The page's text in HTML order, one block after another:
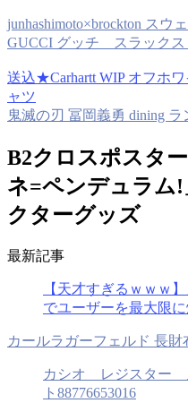
junhashimoto×brockton スウ
GUCCI グッチ スラックス
送込★Carhartt WIP オフホ
ャツ
鬼滅の刃 冨岡義勇 dining ラ
B2クロスポスタ
ネ=ペンデュラム!
クターグッズ
最新記事
【天才すぎるｗｗｗ
でユーザーを最大限
カールラガーフェルド 長
カシオ レジスター
ト88776653016